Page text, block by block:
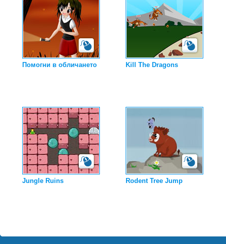
Помогни в обличането Kill The Dragons
Jungle Ruins Rodent Tree Jump